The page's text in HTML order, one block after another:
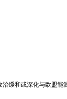
治缓和或深化与欧盟能